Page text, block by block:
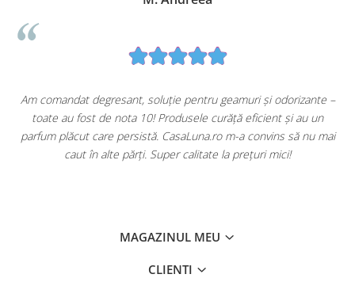
Am comandat degresant, soluție pentru geamuri și odorizante –
toate au fost de nota 10! Produsele curăță eficient și au un
parfum plăcut care persistă. CasaLuna.ro m-a convins să nu mai
caut în alte părți. Super calitate la prețuri mici!
MAGAZINUL MEU
CLIENTI